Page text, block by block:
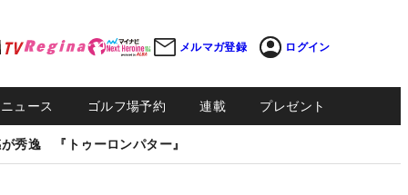
メルマガ登録 ログイン
ュース ゴルフ場予約 連載 プレゼント
秀逸 『トゥーロンパター』